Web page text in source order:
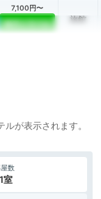
7,100円〜
楽天トラベル 旅館
が表示されます。
数
室